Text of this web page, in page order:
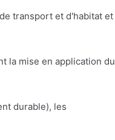
transport et d'habitat et
la mise en application du
durable), les